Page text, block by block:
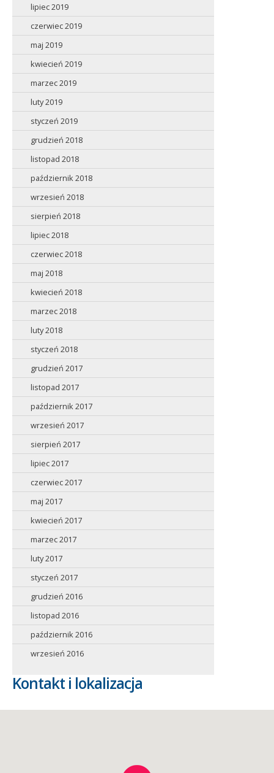
lipiec 2019
czerwiec 2019
maj 2019
kwiecień 2019
marzec 2019
luty 2019
styczeń 2019
grudzień 2018
listopad 2018
październik 2018
wrzesień 2018
sierpień 2018
lipiec 2018
czerwiec 2018
maj 2018
kwiecień 2018
marzec 2018
luty 2018
styczeń 2018
grudzień 2017
listopad 2017
październik 2017
wrzesień 2017
sierpień 2017
lipiec 2017
czerwiec 2017
maj 2017
kwiecień 2017
marzec 2017
luty 2017
styczeń 2017
grudzień 2016
listopad 2016
październik 2016
wrzesień 2016
Kontakt i lokalizacja